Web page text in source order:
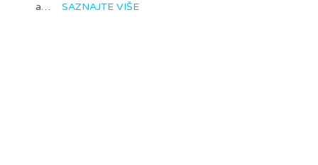
a… SAZNAJTE VIŠE